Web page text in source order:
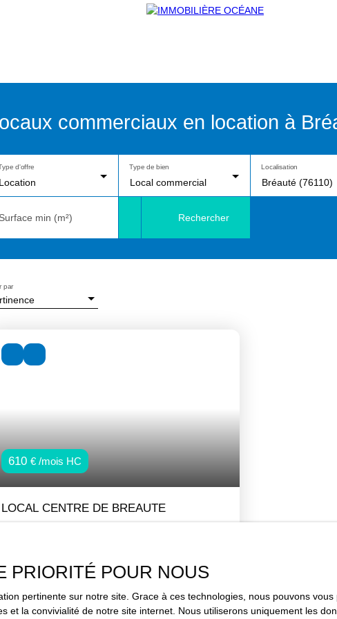
commerciaux en location à
Location
d'offre
Local commercial
Type de bien
Bréauté (76110)
Localisation
Surface min (m²) Rechercher
par
610 € /mois HC
LOCAL CENTRE DE BREAUTE
SUPERFICIE D'ENVIRON 35 M² AVEC
SANITAIRES. CE LOCAL EN TRES BON ETAT EST
SITUE SUR L'AXE PRINCIPALE GODERVILLE /
BOLBEC
PRIORITÉ POUR NOUS
pertinente sur notre site. Grace à ces technologies, nous pouvons
la convivialité de notre site internet. Nous utiliserons uniquement les